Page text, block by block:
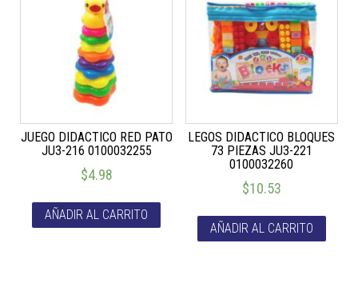
JUEGO DIDACTICO RED PATO
JU3-216 0100032255
$4.98
AÑADIR AL CARRITO
LEGOS DIDACTICO BLOQUES
73 PIEZAS JU3-221
0100032260
$10.53
AÑADIR AL CARRITO